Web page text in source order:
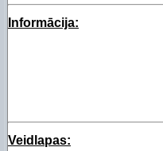
Informācija:
Veidlapas: